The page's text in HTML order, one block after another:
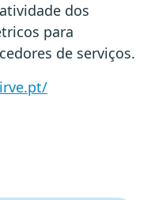
dos
para
de serviços.